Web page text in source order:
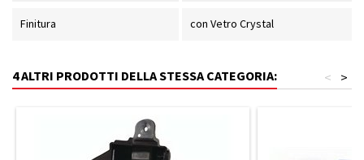
Finitura con Vetro Crystal
4 ALTRI PRODOTTI DELLA STESSA CATEGORIA: >
<